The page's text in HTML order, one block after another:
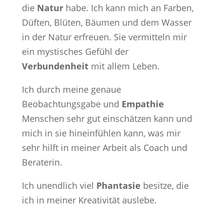
die Naturhabe. Ich kann mich an Farben,
Düften, Blüten, Bäumen und dem Wasser
in der Natur erfreuen. Sie vermitteln mir
ein mystisches Gefühl der
Verbundenheitmit allem Leben.
Ich durch meine genaue
Beobachtungsgabe und Empathie
Menschen sehr gut einschätzen kann und
mich in sie hineinfühlen kann, was mir
sehr hilft in meiner Arbeit als Coach und
Beraterin.
Ich unendlich viel Phantasie besitze, die
ich in meiner Kreativität auslebe.